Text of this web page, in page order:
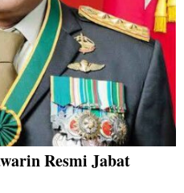
Resmi Jabat